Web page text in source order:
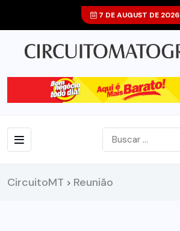
7 DE AUGUST DE 2026
CircuitoMT > Reunião